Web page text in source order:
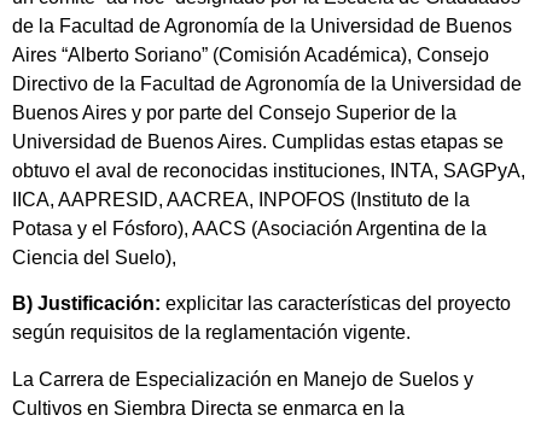
de la Facultad de Agronomía de la Universidad de Buenos
Aires “Alberto Soriano” (Comisión Académica), Consejo
Directivo de la Facultad de Agronomía de la Universidad de
Buenos Aires y por parte del Consejo Superior de la
Universidad de Buenos Aires. Cumplidas estas etapas se
obtuvo el aval de reconocidas instituciones, INTA, SAGPyA,
IICA, AAPRESID, AACREA, INPOFOS (Instituto de la
Potasa y el Fósforo), AACS (Asociación Argentina de la
Ciencia del Suelo),
B) Justificación: explicitar las características del proyecto
según requisitos de la reglamentación vigente.
La Carrera de Especialización en Manejo de Suelos y
Cultivos en Siembra Directa se enmarca en la